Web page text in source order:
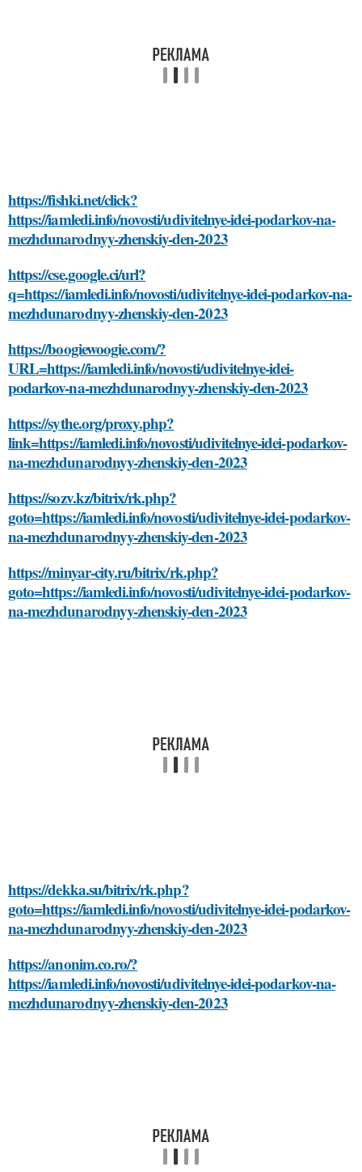
https://fishki.net/click?
https://iamledi.info/novosti/udivitelnye-idei-podarkov-na-
mezhdunarodnyy-zhenskiy-den-2023
https://cse.google.ci/url?
q=https://iamledi.info/novosti/udivitelnye-idei-podarkov-na-
mezhdunarodnyy-zhenskiy-den-2023
https://boogiewoogie.com/?
URL=https://iamledi.info/novosti/udivitelnye-idei-
podarkov-na-mezhdunarodnyy-zhenskiy-den-2023
https://sythe.org/proxy.php?
link=https://iamledi.info/novosti/udivitelnye-idei-podarkov-
na-mezhdunarodnyy-zhenskiy-den-2023
https://sozv.kz/bitrix/rk.php?
goto=https://iamledi.info/novosti/udivitelnye-idei-podarkov-
na-mezhdunarodnyy-zhenskiy-den-2023
https://minyar-city.ru/bitrix/rk.php?
goto=https://iamledi.info/novosti/udivitelnye-idei-podarkov-
na-mezhdunarodnyy-zhenskiy-den-2023
https://dekka.su/bitrix/rk.php?
goto=https://iamledi.info/novosti/udivitelnye-idei-podarkov-
na-mezhdunarodnyy-zhenskiy-den-2023
https://anonim.co.ro/?
https://iamledi.info/novosti/udivitelnye-idei-podarkov-na-
mezhdunarodnyy-zhenskiy-den-2023